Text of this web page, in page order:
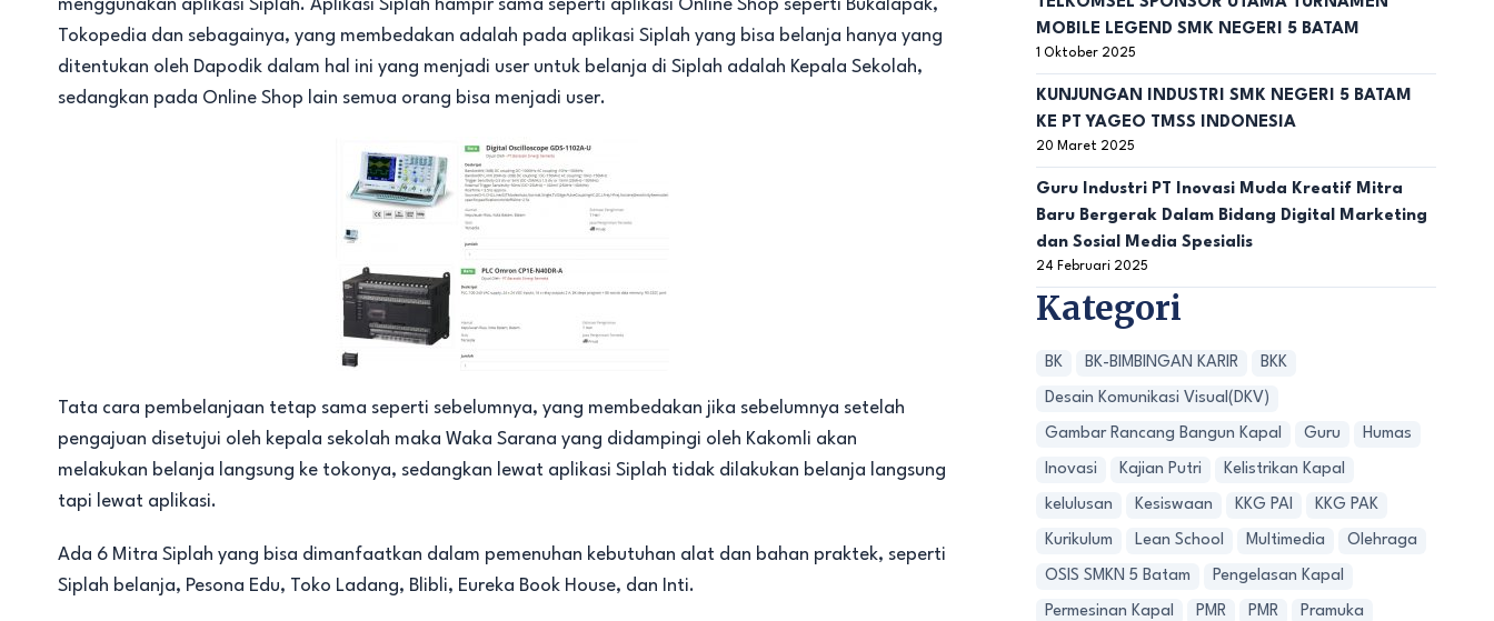
menggunakan aplikasi Siplah. Aplikasi Siplah hampir sama seperti aplikasi Online Shop seperti Bukalapak,
Tokopedia dan sebagainya, yang membedakan adalah pada aplikasi Siplah yang bisa belanja hanya yang
ditentukan oleh Dapodik dalam hal ini yang menjadi user untuk belanja di Siplah adalah Kepala Sekolah,
sedangkan pada Online Shop lain semua orang bisa menjadi user.
Tata cara pembelanjaan tetap sama seperti sebelumnya, yang membedakan jika sebelumnya setelah
pengajuan disetujui oleh kepala sekolah maka Waka Sarana yang didampingi oleh Kakomli akan
melakukan belanja langsung ke tokonya, sedangkan lewat aplikasi Siplah tidak dilakukan belanja langsung
tapi lewat aplikasi.
Ada 6 Mitra Siplah yang bisa dimanfaatkan dalam pemenuhan kebutuhan alat dan bahan praktek, seperti
Siplah belanja, Pesona Edu, Toko Ladang, Blibli, Eureka Book House, dan Inti.
MOBILE LEGEND SMK NEGERI 5 BATAM
1 Oktober 2025
KUNJUNGAN INDUSTRI SMK NEGERI 5 BATAM
KE PT YAGEO TMSS INDONESIA
20 Maret 2025
Guru Industri PT Inovasi Muda Kreatif Mitra
Baru Bergerak Dalam Bidang Digital Marketing
dan Sosial Media Spesialis
24 Februari 2025
Kategori
BK BK-BIMBINGAN KARIR BKK
Desain Komunikasi Visual(DKV)
Gambar Rancang Bangun Kapal Guru Humas
Inovasi Kajian Putri Kelistrikan Kapal
kelulusan Kesiswaan KKG PAI KKG PAK
Kurikulum Lean School Multimedia Olehraga
OSIS SMKN 5 Batam Pengelasan Kapal
Permesinan Kapal PMR PMR Pramuka